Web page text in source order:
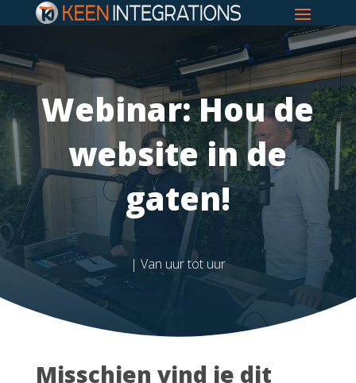
Webinar: Hou de
website in de
gaten!
| Van uur tot uur
Misschien vind je dit